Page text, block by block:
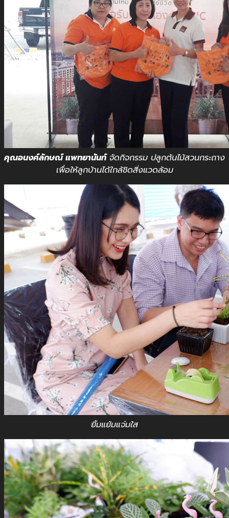
คุณอนงค์ลักษณ์ แพทยานันท์จัดกิจกรรม ปลูกต้นไม้สวนกระถาง
เพื่อให้ลูกบ้านได้ใกล้ชิดสิ่งแวดล้อม
ยิ้มแย้มแจ่มใส